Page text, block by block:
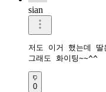
sian
저도 이거 했는데
그래도 화이팅~~^^
0